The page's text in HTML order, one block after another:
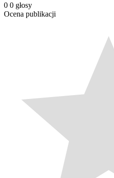
0 0 głosy
Ocena publikacji